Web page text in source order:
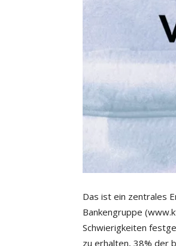
Das ist ein zentrales
Bankengruppe (
Schwierigkeiten
zu erhalten, 38% der